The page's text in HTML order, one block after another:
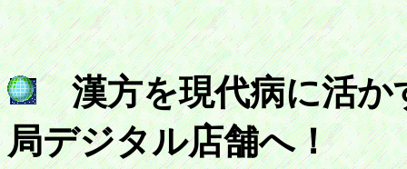
漢方を現代病に活
局デジタル店舗へ！